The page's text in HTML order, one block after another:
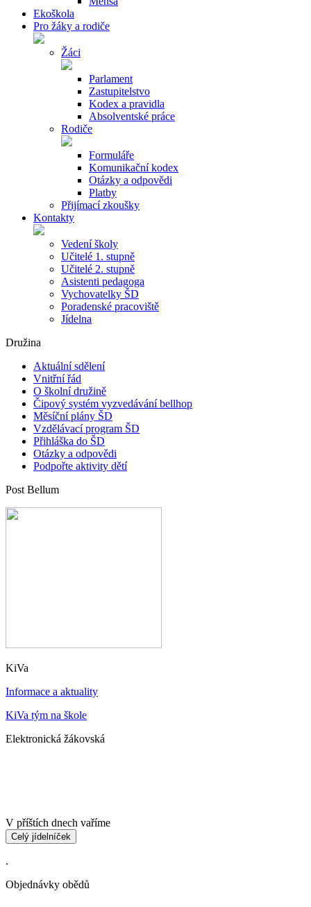
Ekoškola
Pro žáky a rodiče
Žáci
Parlament
Zastupitelstvo
Kodex a pravidla
Absolventské práce
Rodiče
Formuláře
Komunikační kodex
Otázky a odpovědi
Platby
Přijímací zkoušky
Kontakty
Vedení školy
Učitelé 1. stupně
Učitelé 2. stupně
Asistenti pedagoga
Vychovatelky ŠD
Poradenské pracoviště
Jídelna
Družina
Aktuální sdělení
Vnitřní řád
O školní družině
Čipový systém vyzvedávání bellhop
Měsíční plány ŠD
Vzdělávací program ŠD
Přihláška do ŠD
Otázky a odpovědi
Podpořte aktivity dětí
Post Bellum
KiVa
Informace a aktuality
KiVa tým na škole
Elektronická žákovská
V příštích dnech vaříme
Celý jídelníček
.
Objednávky obědů